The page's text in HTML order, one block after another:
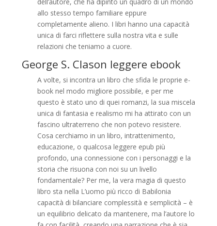
allo stesso tempo familiare eppure
completamente alieno. I libri hanno una capacità
unica di farci riflettere sulla nostra vita e sulle
relazioni che teniamo a cuore.
George S. Clason leggere ebook
A volte, si incontra un libro che sfida le proprie e-
book nel modo migliore possibile, e per me
questo è stato uno di quei romanzi, la sua miscela
unica di fantasia e realismo mi ha attirato con un
fascino ultraterreno che non potevo resistere.
Cosa cerchiamo in un libro, intrattenimento,
educazione, o qualcosa leggere epub più
profondo, una connessione con i personaggi e la
storia che risuona con noi su un livello
fondamentale? Per me, la vera magia di questo
libro sta nella L’uomo più ricco di Babilonia
capacità di bilanciare complessità e semplicità – è
un equilibrio delicato da mantenere, ma l’autore lo